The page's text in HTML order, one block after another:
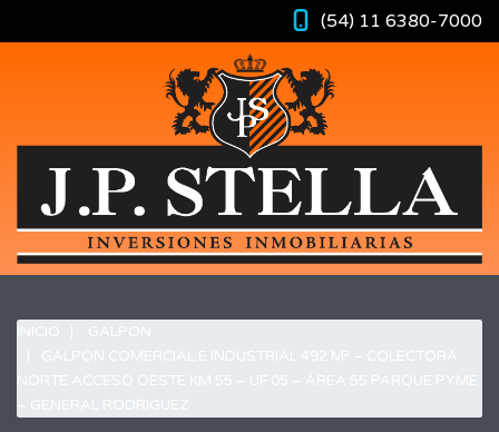
(54) 11 6380-7000